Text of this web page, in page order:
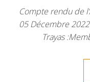
Compte rendu de
05 Décembre
Trayas